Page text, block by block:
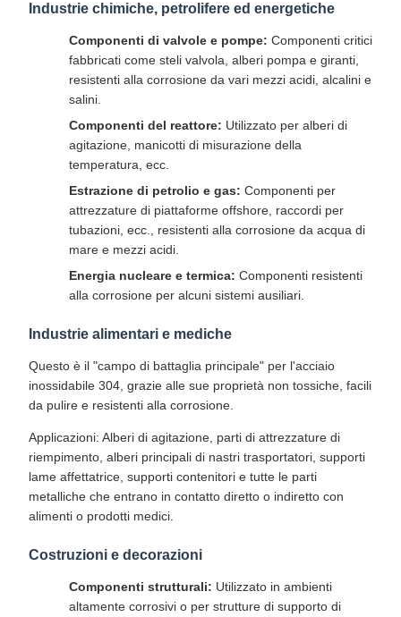
Industrie chimiche, petrolifere ed energetiche
Componenti di valvole e pompe: Componenti critici
fabbricati come steli valvola, alberi pompa e giranti,
resistenti alla corrosione da vari mezzi acidi, alcalini e
salini.
Componenti del reattore: Utilizzato per alberi di
agitazione, manicotti di misurazione della
temperatura, ecc.
Estrazione di petrolio e gas: Componenti per
attrezzature di piattaforme offshore, raccordi per
tubazioni, ecc., resistenti alla corrosione da acqua di
mare e mezzi acidi.
Energia nucleare e termica: Componenti resistenti
alla corrosione per alcuni sistemi ausiliari.
Industrie alimentari e mediche
Questo è il "campo di battaglia principale" per l'acciaio
inossidabile 304, grazie alle sue proprietà non tossiche, facili
da pulire e resistenti alla corrosione.
Applicazioni: Alberi di agitazione, parti di attrezzature di
riempimento, alberi principali di nastri trasportatori, supporti
lame affettatrice, supporti contenitori e tutte le parti
metalliche che entrano in contatto diretto o indiretto con
alimenti o prodotti medici.
Costruzioni e decorazioni
Componenti strutturali: Utilizzato in ambienti
altamente corrosivi o per strutture di supporto di